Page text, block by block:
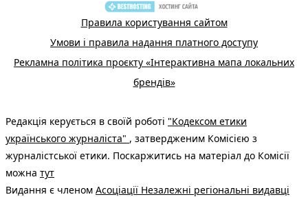
Правила користування сайтом
Умови і правила надання платного доступу
Рекламна політика проєкту «Інтерактивна мапа локальних
брендів»
Редакція керується в своїй роботі "Кодексом етики
українського журналіста" , затвердженим Комісією з
журналістської етики. Поскаржитись на матеріал до Комісії
можна тут
Видання є членом Асоціації Незалежні регіональні видавці